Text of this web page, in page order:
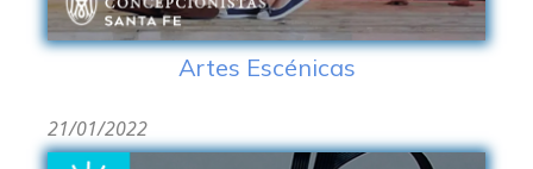
Artes Escénicas
21/01/2022